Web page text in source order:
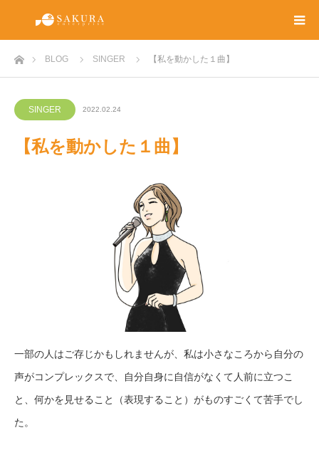
ホームBLOG SINGER 【私を動かした１曲】
SINGER 2022.02.24
【私を動かした１曲】
一部の人はご存じかもしれませんが、私は小さなころから自分の
声がコンプレックスで、自分自身に自信がなくて人前に立つこ
と、何かを見せること（表現すること）がものすごくて苦手でし
た。